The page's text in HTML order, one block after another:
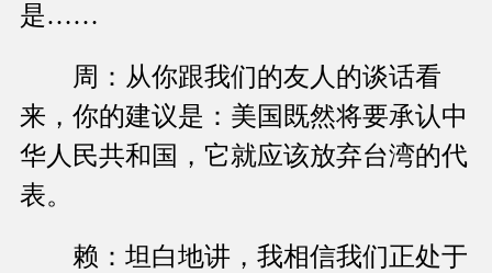
是……
周：从你跟我们的友人的谈话看
来，你的建议是：美国既然将要承认中
华人民共和国，它就应该放弃台湾的代
表。
赖：坦白地讲，我相信我们正处于